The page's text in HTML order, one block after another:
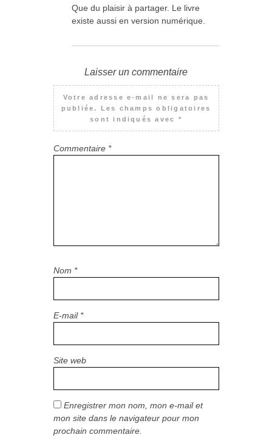
Que du plaisir à partager. Le livre
existe aussi en version numérique.
Laisser un commentaire
Votre adresse e-mail ne sera pas
publiée.
Les champs obligatoires
sont indiqués avec *
Commentaire *
Nom *
E-mail *
Site web
Enregistrer mon nom, mon e-mail et
mon site dans le navigateur pour mon
prochain commentaire.